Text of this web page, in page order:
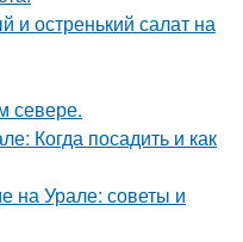
и остренький салат на
севере.
Когда посадить и как
на Урале: советы и